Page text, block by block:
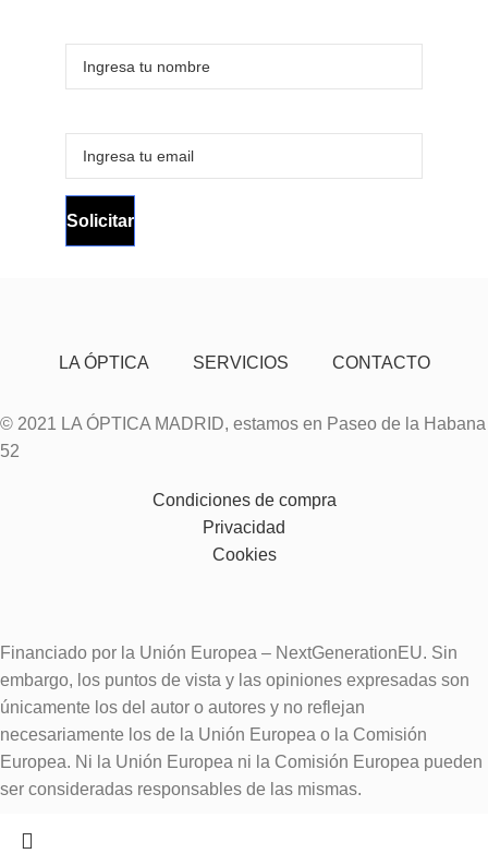
LA ÓPTICA SERVICIOS CONTACTO
© 2021 LA ÓPTICA MADRID, estamos en Paseo de la Habana
52
Condiciones de compra
Privacidad
Cookies
Financiado por la Unión Europea – NextGenerationEU. Sin
embargo, los puntos de vista y las opiniones expresadas son
únicamente los del autor o autores y no reflejan
necesariamente los de la Unión Europea o la Comisión
Europea. Ni la Unión Europea ni la Comisión Europea pueden
ser consideradas responsables de las mismas.